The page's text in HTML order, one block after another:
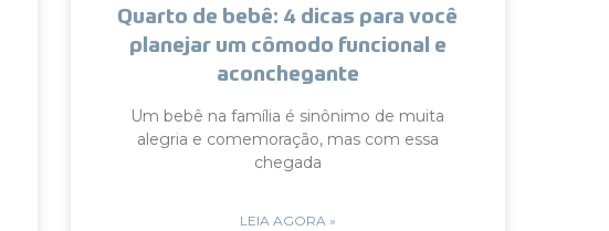
Quarto de bebê: 4 dicas para você
planejar um cômodo funcional e
aconchegante
Um bebê na família é sinônimo de muita
alegria e comemoração, mas com essa
chegada
LEIA AGORA »